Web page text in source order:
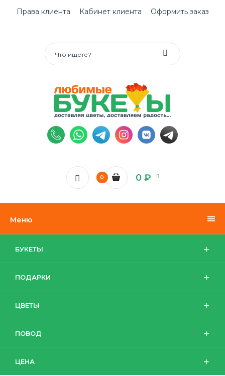
Права клиента Кабинет клиента Оформить заказ
0 0 ₽
Меню
БУКЕТЫ
ПОДАРКИ
ЦВЕТЫ
ПОВОД
ЦЕНА